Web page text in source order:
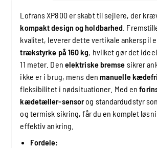
Lofrans XP800 er skabt til sejlere, der
kompakt design og holdbarhed .
kvalitet, leverer dette vertikale ankerspil
trækstyrke på 160 kg, hvilket gør det
11 meter. Den elektriske bremse sikrer
ikke er i brug, mens den manuelle
fleksibilitet i nødsituationer. Med en
kædetæller-sensorog standardudstyr
og termisk sikring, får du en komplet
effektiv ankring.
Fordele: